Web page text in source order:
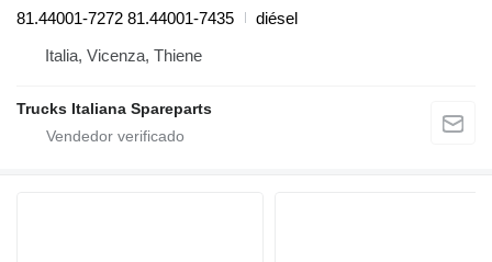
81.44001-7272 81.44001-7435
diésel
Italia, Vicenza, Thiene
Trucks Italiana Spareparts